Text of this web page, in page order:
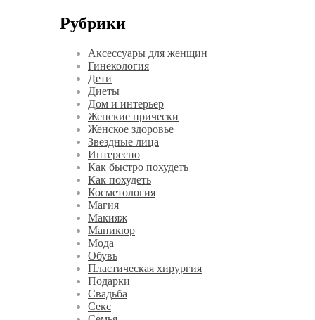
Рубрики
Аксессуары для женщин
Гинекология
Дети
Диеты
Дом и интерьер
Женские прически
Женское здоровье
Звездные лица
Интересно
Как быстро похудеть
Как похудеть
Косметология
Магия
Макияж
Маникюр
Мода
Обувь
Пластическая хирургия
Подарки
Свадьба
Секс